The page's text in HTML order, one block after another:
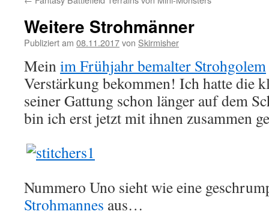
Weitere Strohmänner
Publiziert am 08.11.2017von Skirmisher
Meinim Frühjahr bemalter Strohgolem
Verstärkung bekommen! Ich hatte die
seiner Gattung schon länger auf dem
bin ich erst jetzt mit ihnen zusammen
Nummero Uno sieht wie eine
Strohmannes aus…